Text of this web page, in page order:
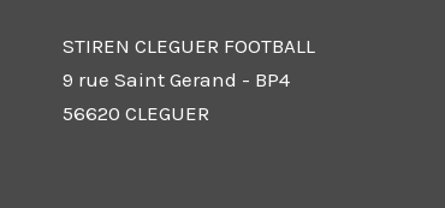
STIREN CLEGUER FOOTBALL
9 rue Saint Gerand - BP4
56620 CLEGUER